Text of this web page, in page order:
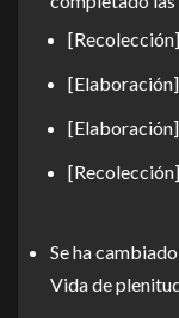
Se ha
Vida de